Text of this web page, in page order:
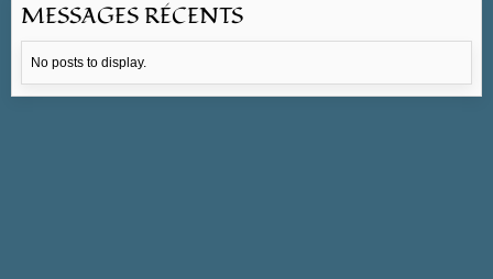
MESSAGES RÉCENTS
No posts to display.